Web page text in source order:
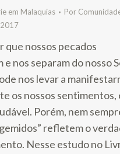
em Malaquias Por
que nossos pecados
nos separam do nosso
nos levar a
os nossos sentimentos,
Porém, nem
refletem o
Nesse estudo no